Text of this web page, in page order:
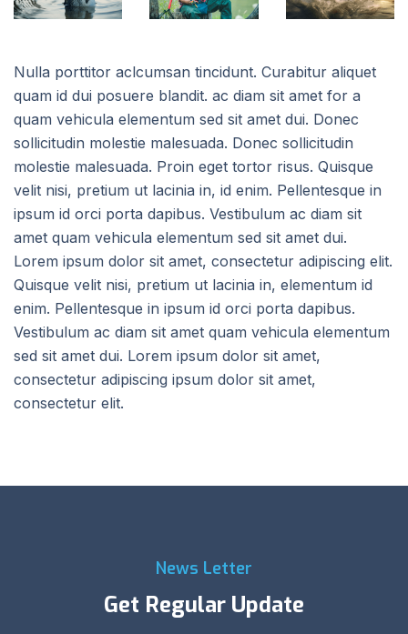
Nulla porttitor aclcumsan tincidunt. Curabitur aliquet
quam id dui posuere blandit. ac diam sit amet for a
quam vehicula elementum sed sit amet dui. Donec
sollicitudin molestie malesuada. Donec sollicitudin
molestie malesuada. Proin eget tortor risus. Quisque
velit nisi, pretium ut lacinia in, id enim. Pellentesque in
ipsum id orci porta dapibus. Vestibulum ac diam sit
amet quam vehicula elementum sed sit amet dui.
Lorem ipsum dolor sit amet, consectetur adipiscing elit.
Quisque velit nisi, pretium ut lacinia in, elementum id
enim. Pellentesque in ipsum id orci porta dapibus.
Vestibulum ac diam sit amet quam vehicula elementum
sed sit amet dui. Lorem ipsum dolor sit amet,
consectetur adipiscing ipsum dolor sit amet,
consectetur elit.
News Letter
Get Regular Update